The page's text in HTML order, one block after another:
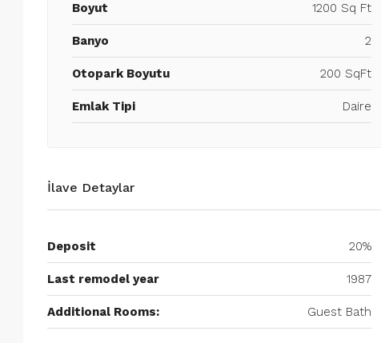
Boyut 1200 Sq Ft
Banyo 2
Otopark Boyutu 200 SqFt
Emlak Tipi Daire
İlave Detaylar
Deposit 20%
Last remodel year 1987
Additional Rooms: Guest Bath